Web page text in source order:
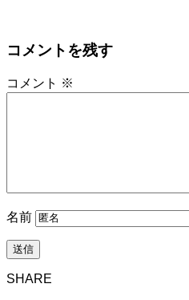
コメントを残す
コメント ※
名前
SHARE